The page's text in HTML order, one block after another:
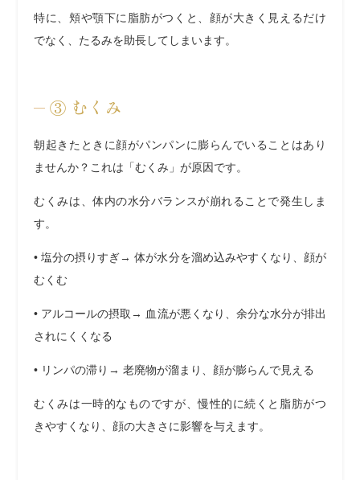
特に、頬や顎下に脂肪がつくと、顔が大きく見えるだけ
でなく、たるみを助長してしまいます。
③ むくみ
朝起きたときに顔がパンパンに膨らんでいることはあり
ませんか？これは「むくみ」が原因です。
むくみは、体内の水分バランスが崩れることで発生しま
す。
• 塩分の摂りすぎ→ 体が水分を溜め込みやすくなり、顔が
むくむ
• アルコールの摂取 → 血流が悪くなり、余分な水分が排出
されにくくなる
• リンパの滞り → 老廃物が溜まり、顔が膨らんで見える
むくみは一時的なものですが、慢性的に続くと脂肪がつ
きやすくなり、顔の大きさに影響を与えます。